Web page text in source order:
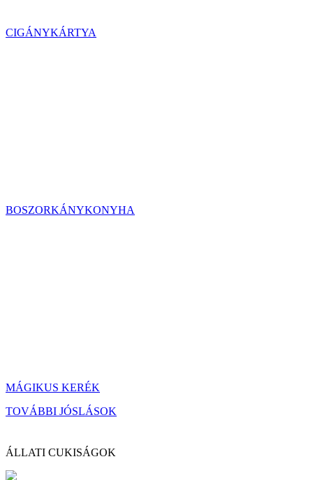
CIGÁNYKÁRTYA
BOSZORKÁNYKONYHA
MÁGIKUS KERÉK
TOVÁBBI JÓSLÁSOK
ÁLLATI CUKISÁGOK